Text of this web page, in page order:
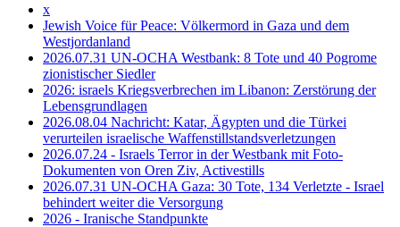
x
Jewish Voice für Peace: Völkermord in Gaza und dem
Westjordanland
2026.07.31 UN-OCHA Westbank: 8 Tote und 40 Pogrome
zionistischer Siedler
2026: israels Kriegsverbrechen im Libanon: Zerstörung der
Lebensgrundlagen
2026.08.04 Nachricht: Katar, Ägypten und die Türkei
verurteilen israelische Waffenstillstandsverletzungen
2026.07.24 - Israels Terror in der Westbank mit Foto-
Dokumenten von Oren Ziv, Activestills
2026.07.31 UN-OCHA Gaza: 30 Tote, 134 Verletzte - Israel
behindert weiter die Versorgung
2026 - Iranische Standpunkte